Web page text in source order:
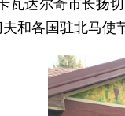
瓦达尔奇市长扬
和各国驻北马